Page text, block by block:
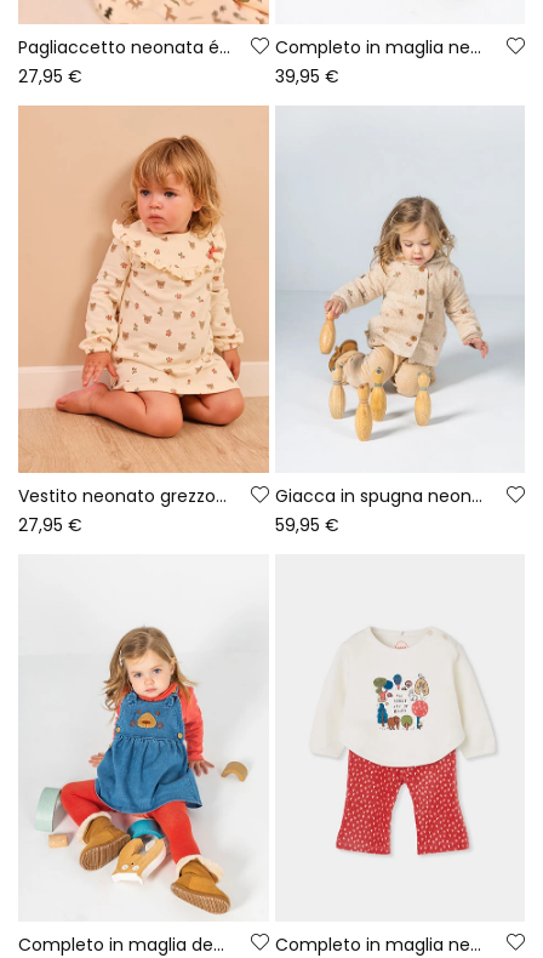
Pagliaccetto neonata écru con stampa di orsetti
27,95 €
Completo in maglia neonata rosa ricamato con cervi
39,95 €
Vestito neonato grezzo stampato cervi e fiori
27,95 €
Giacca in spugna neonato écru ricamata fiori
59,95 €
Completo in maglia denim neonata rosso con ricamo di orso
Completo in maglia neonata bambina bianco stampa foresta